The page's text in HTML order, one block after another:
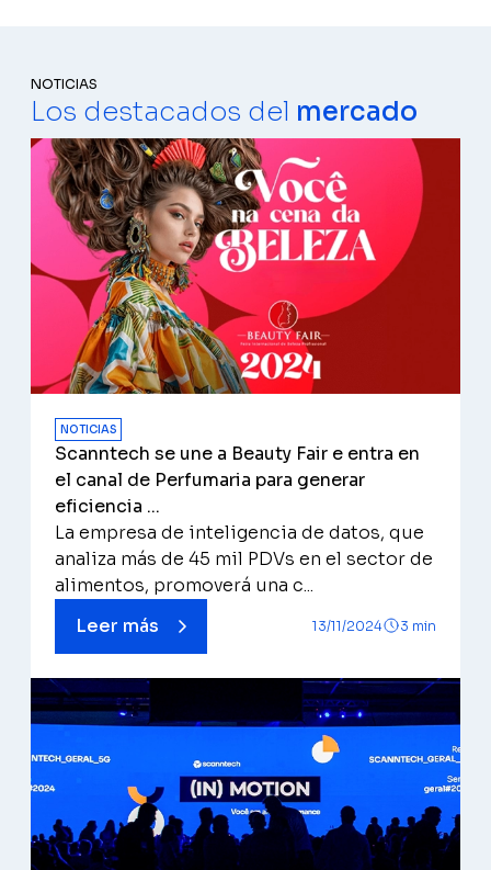
NOTICIAS
Los destacados del mercado
NOTICIAS
Scanntech se une a Beauty Fair e entra en
el canal de Perfumaria para generar
eficiencia ...
La empresa de inteligencia de datos, que
analiza más de 45 mil PDVs en el sector de
alimentos, promoverá una c...
Leer más
13/11/2024 3 min